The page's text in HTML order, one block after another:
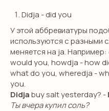
Didja - did you
У этой аббревиатуры
используются с разными
меняется на ja.
would you, howdja - how
what do you, wheredja -
you.
Didjabuy salt yesterday? -
Ты вчера купил соль?
Instagram, признана
организацией в